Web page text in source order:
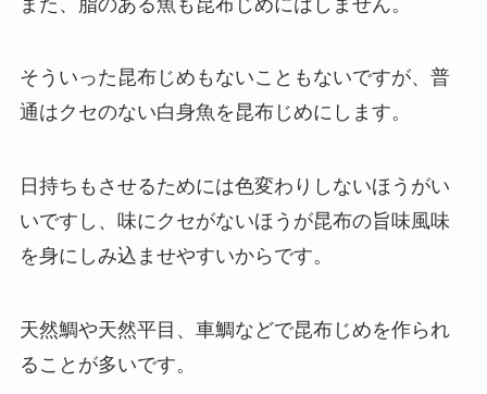
そういった昆布じめもないこともないですが、普
通はクセのない白身魚を昆布じめにします。
日持ちもさせるためには色変わりしないほうがい
いですし、味にクセがないほうが昆布の旨味風味
を身にしみ込ませやすいからです。
天然鯛や天然平目、車鯛などで昆布じめを作られ
ることが多いです。